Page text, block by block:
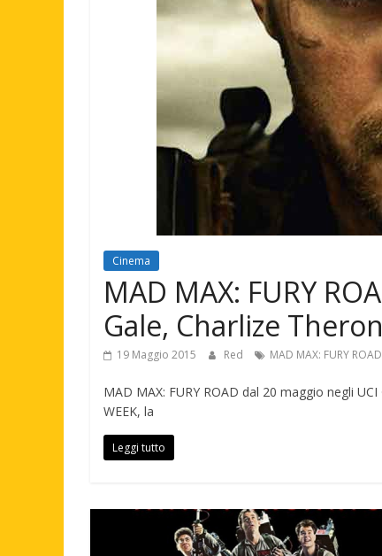
Cinema
MAD MAX: FURY
Gale, Charlize
19 Maggio 2015 Red MAD MAX: FURY ROAD
MAD MAX: FURY ROAD dal 20 maggio negli UCI
WEEK, la
Leggi tutto